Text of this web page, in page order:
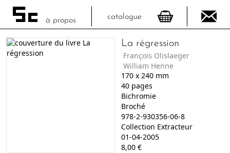
à propos catalogue
La régression
François Olislaeger
William Henne
170x 240mm
40pages
Bichromie
Broché
978-2-930356-06-8
Collection Extracteur
01-04-2005
8,00€